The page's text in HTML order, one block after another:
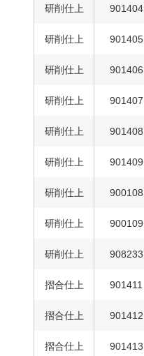
研削仕上 901404
研削仕上 901405
研削仕上 901406
研削仕上 901407
研削仕上 901408
研削仕上 901409
研削仕上 900108
研削仕上 900109
研削仕上 908233
摺合仕上 901411
摺合仕上 901412
摺合仕上 901413